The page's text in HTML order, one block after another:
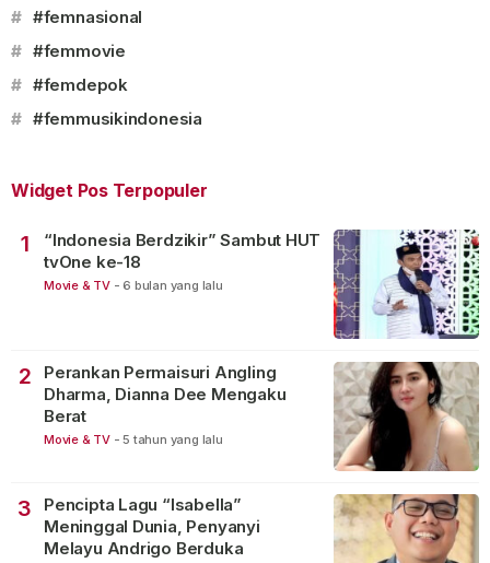
# #femnasional
# #femmovie
# #femdepok
# #femmusikindonesia
Widget Pos Terpopuler
1
“Indonesia Berdzikir” Sambut HUT
tvOne ke-18
Movie & TV - 6 bulan yang lalu
2
Perankan Permaisuri Angling
Dharma, Dianna Dee Mengaku
Berat
Movie & TV - 5 tahun yang lalu
3
Pencipta Lagu “Isabella”
Meninggal Dunia, Penyanyi
Melayu Andrigo Berduka